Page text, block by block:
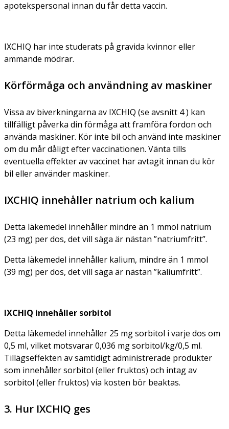
apotekspersonal innan du får detta vaccin.
IXCHIQ har inte studerats på gravida kvinnor eller
ammande mödrar.
Körförmåga och användning av maskiner
Vissa av biverkningarna av IXCHIQ (se avsnitt 4 ) kan
tillfälligt påverka din förmåga att framföra fordon och
använda maskiner. Kör inte bil och använd inte maskiner
om du mår dåligt efter vaccinationen. Vänta tills
eventuella effekter av vaccinet har avtagit innan du kör
bil eller använder maskiner.
IXCHIQ innehåller natrium och kalium
Detta läkemedel innehåller mindre än 1 mmol natrium
(23 mg) per dos, det vill säga är nästan ”natriumfritt”.
Detta läkemedel innehåller kalium, mindre än 1 mmol
(39 mg) per dos, det vill säga är nästan ”kaliumfritt”.
IXCHIQ innehåller sorbitol
Detta läkemedel innehåller 25 mg sorbitol i varje dos om
0,5 ml, vilket motsvarar 0,036 mg sorbitol/kg/0,5 ml.
Tillägseffekten av samtidigt administrerade produkter
som innehåller sorbitol (eller fruktos) och intag av
sorbitol (eller fruktos) via kosten bör beaktas.
3. Hur IXCHIQ ges